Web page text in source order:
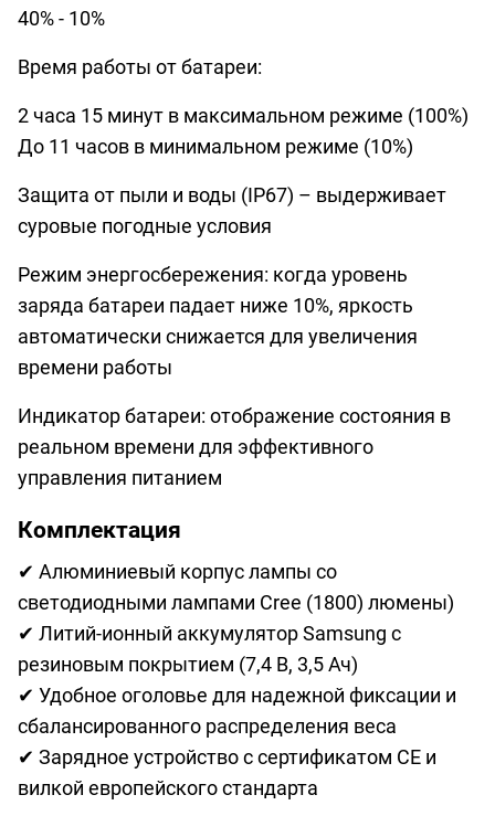
40% - 10%
Время работы от батареи:
2 часа 15 минут в максимальном режиме (100%)
До 11 часов в минимальном режиме (10%)
Защита от пыли и воды (IP67) – выдерживает
суровые погодные условия
Режим энергосбережения: когда уровень
заряда батареи падает ниже 10%, яркость
автоматически снижается для увеличения
времени работы
Индикатор батареи: отображение состояния в
реальном времени для эффективного
управления питанием
Комплектация
✔ Алюминиевый корпус лампы со
светодиодными лампами Cree (1800) люмены)
✔ Литий-ионный аккумулятор Samsung с
резиновым покрытием (7,4 В, 3,5 Ач)
✔ Удобное оголовье для надежной фиксации и
сбалансированного распределения веса
✔ Зарядное устройство с сертификатом CE и
вилкой европейского стандарта